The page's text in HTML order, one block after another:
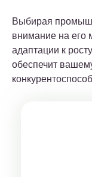
Выбирая
внимание на его
адаптации к
обеспечит